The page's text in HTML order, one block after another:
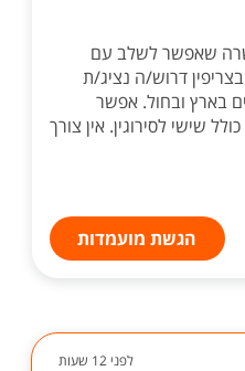
שאפשר לשלב עם
דרוש/ה נציג/ת
בארץ ובחול. אפשר
כולל שישי לסירוגין. אין צורך
הגשת מועמדות
לפני 12 שעות